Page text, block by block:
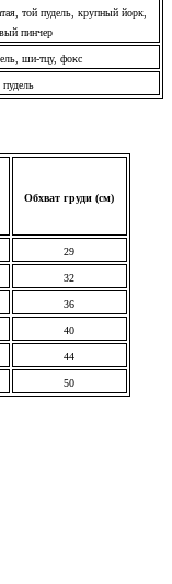
той пудель, крупный йорк,
пинчер
ши-тцу, фокс
Обхват груди (см)
29
32
36
40
44
50